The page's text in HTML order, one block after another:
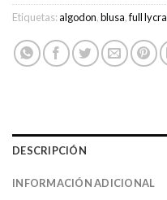
Etiquetas:algodon,blusa,full lycra
DESCRIPCIÓN
INFORMACIÓN ADICIONAL